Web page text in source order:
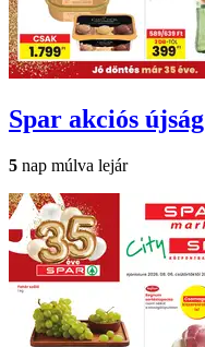
Spar akciós újság
5 nap múlva lejár